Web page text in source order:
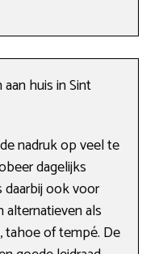
huis in Sint
nadruk op veel te
dagelijks
ook voor
alternatieven als
tahoe of tempé. De